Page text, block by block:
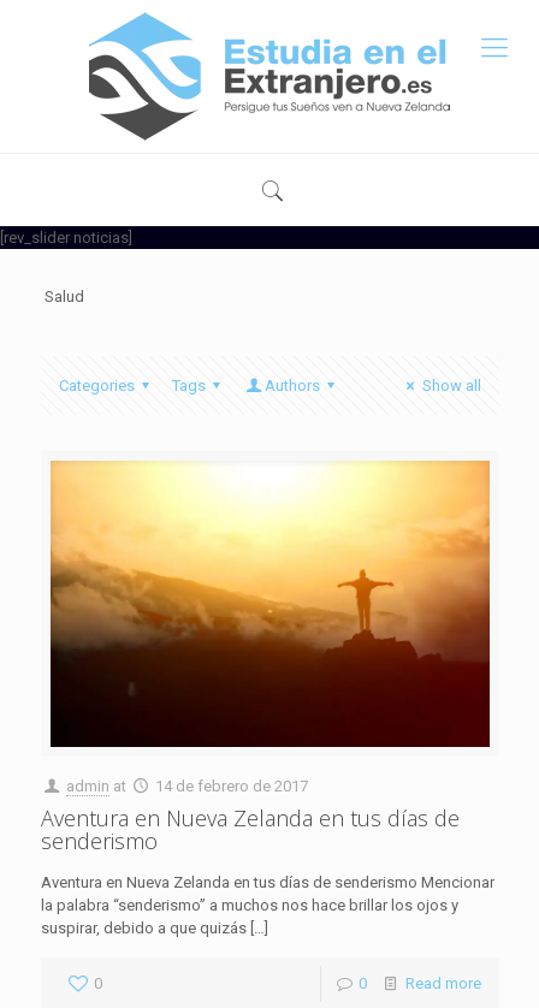
[rev_slider noticias]
Salud
Categories Tags Authors Show all
admin at 14 de febrero de 2017
Aventura en Nueva Zelanda en tus días de
senderismo
Aventura en Nueva Zelanda en tus días de senderismo Mencionar
la palabra “senderismo” a muchos nos hace brillar los ojos y
suspirar, debido a que quizás[…]
0 0 Read more